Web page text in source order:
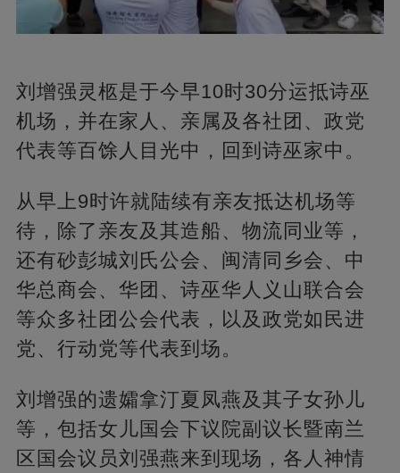
刘增强灵柩是于今早10时30分运抵诗巫
机场，并在家人、亲属及各社团、政党
代表等百馀人目光中，回到诗巫家中。
从早上9时许就陆续有亲友抵达机场等
待，除了亲友及其造船、物流同业等，
还有砂彭城刘氏公会、闽清同乡会、中
华总商会、华团、诗巫华人义山联合会
等众多社团公会代表，以及政党如民进
党、行动党等代表到场。
刘增强的遗孀拿汀夏凤燕及其子女孙儿
等，包括女儿国会下议院副议长暨南兰
区国会议员刘强燕来到现场，各人神情